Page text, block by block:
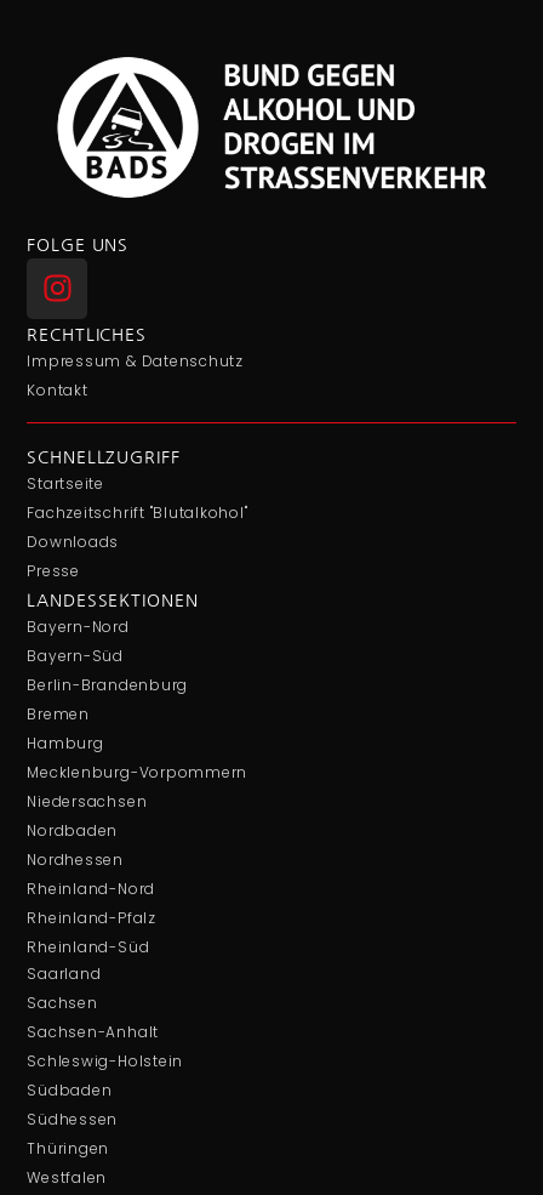
FOLGE UNS
RECHTLICHES
Impressum & Datenschutz
Kontakt
SCHNELLZUGRIFF
Startseite
Fachzeitschrift "Blutalkohol"
Downloads
Presse
LANDESSEKTIONEN
Bayern-Nord
Bayern-Süd
Berlin-Brandenburg
Bremen
Hamburg
Mecklenburg-Vorpommern
Niedersachsen
Nordbaden
Nordhessen
Rheinland-Nord
Rheinland-Pfalz
Rheinland-Süd
Saarland
Sachsen
Sachsen-Anhalt
Schleswig-Holstein
Südbaden
Südhessen
Thüringen
Westfalen